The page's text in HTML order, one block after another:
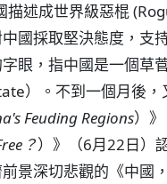
述成世界級惡棍
國採取堅決態度，支
眼，指中國是一個草
）。不到一個月後
Feuding Regions）
？）》（6月22日）
景深切悲觀的《中國